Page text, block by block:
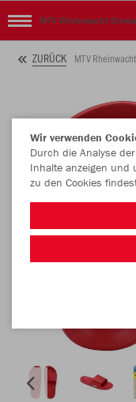
MTV Rheinwacht
ZURÜCK MTV
Wir verwenden
Durch die Analyse
Inhalte anzeigen und
zu den Cookies